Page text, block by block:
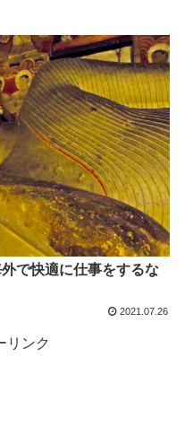
で快適に仕事をするな
2021.07.26
リンク